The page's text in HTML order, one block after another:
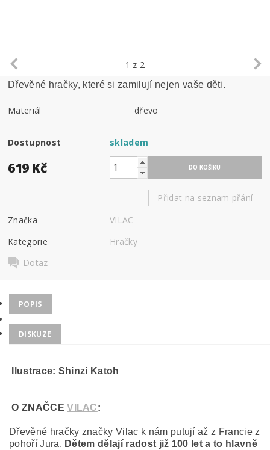
1 z 2
Dřevěné hračky, které si zamilují nejen vaše děti.
Materiál dřevo
Dostupnost skladem
619 Kč
Přidat na seznam přání
Značka
VILAC
Kategorie
Hračky
Dotaz
POPIS
DISKUZE
Ilustrace: Shinzi Katoh
O ZNAČCEVILAC:
Dřevěné hračky značky Vilac k nám putují až z Francie z
pohoří Jura. Dětem dělají radost již 100 let a to hlavně